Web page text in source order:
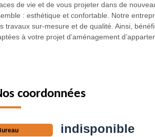
de vie et de vous projeter dans de
: esthétique et confortable. Notre
travaux sur-mesure et de qualité. Ainsi,
à votre projet d’aménagement
coordonnées
indisponible